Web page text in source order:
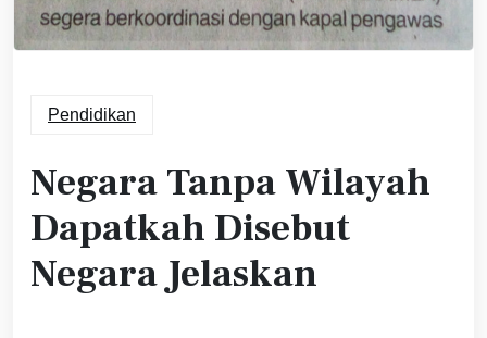
Pendidikan
Negara Tanpa Wilayah
Dapatkah Disebut
Negara Jelaskan